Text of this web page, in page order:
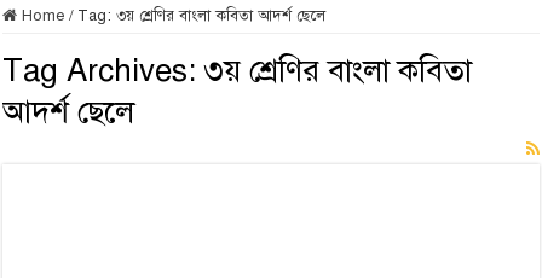
Home / Tag:৩য় শ্রেণির বাংলা কবিতা আদর্শ ছেলে
Tag Archives:৩য় শ্রেণির বাংলা কবিতা
আদর্শ ছেলে